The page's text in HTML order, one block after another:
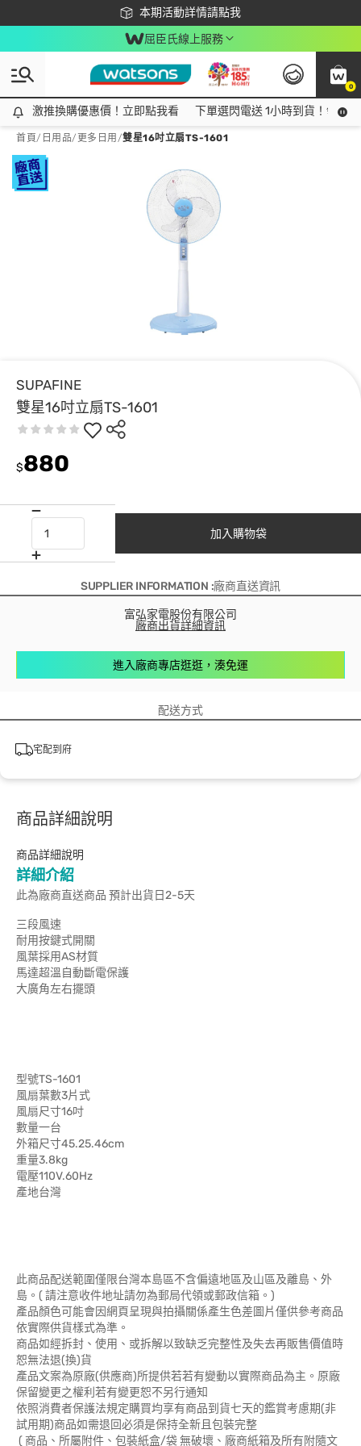
本期活動詳情請點我
下載app最高回饋$350
屈臣氏線上服務
0
激推換購優惠價！立即點我看
激推換購優惠價！立即點我看 下單選閃電送 1小時到貨！領神
首頁/ 日用品/ 更多日用 /雙星16吋立扇TS-1601
SUPAFINE
雙星16吋立扇TS-1601
$880
加入購物袋
SUPPLIER INFORMATION :廠商直送資訊
富弘家電股份有限公司
廠商出貨詳細資訊
進入廠商專店逛逛，湊免運
配送方式
宅配到府
商品詳細說明
商品詳細說明
詳細介紹
此為廠商直送商品 預計出貨日2-5天
三段風速
耐用按鍵式開關
風葉採用AS材質
馬達超溫自動斷電保護
大廣角左右擺頭
型號TS-1601
風扇葉數3片式
風扇尺寸16吋
數量一台
外箱尺寸45.25.46cm
重量3.8kg
電壓110V.60Hz
產地台灣
此商品配送範圍僅限台灣本島區不含偏遠地區及山區及離島、外
島。( 請注意收件地址請勿為郵局代領或郵政信箱。)
產品顏色可能會因網頁呈現與拍攝關係產生色差圖片僅供參考商品
依實際供貨樣式為準。
商品如經拆封、使用、或拆解以致缺乏完整性及失去再販售價值時
恕無法退(換)貨
產品文案為原廠(供應商)所提供若若有變動以實際商品為主。原廠
保留變更之權利若有變更恕不另行通知
依照消費者保護法規定購買均享有商品到貨七天的鑑賞考慮期(非
試用期)商品如需退回必須是保持全新且包裝完整
( 商品、所屬附件、包裝紙盒/袋 無破壞、廠商紙箱及所有附隨文